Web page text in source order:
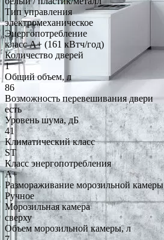
Тип управления
электромеханическое
Энергопотребление
класс A+ (161 кВтч/год)
Количество дверей
1
Общий объем, л
86
Возможность перевешивания двери
есть
Уровень шума, дБ
41
Климатический класс
ST
Класс энергопотребления
A+
Размораживание морозильной камеры
Ручное
Морозильная камера
сверху
Объем морозильной камеры, л